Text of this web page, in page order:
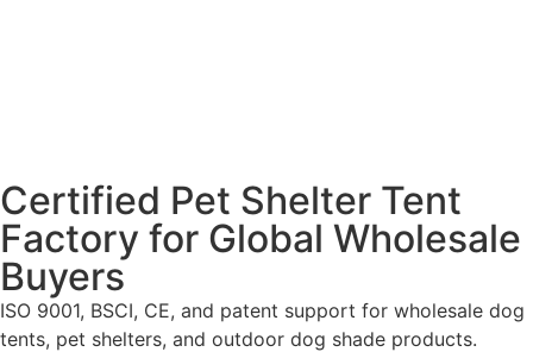
Certified Pet Shelter Tent
Factory for Global Wholesale
Buyers
ISO 9001, BSCI, CE, and patent support for wholesale dog
tents, pet shelters, and outdoor dog shade products.